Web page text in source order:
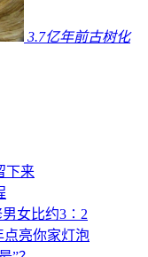
3.7亿年前古树化
下来
男女比约3∶2
点亮你家灯泡